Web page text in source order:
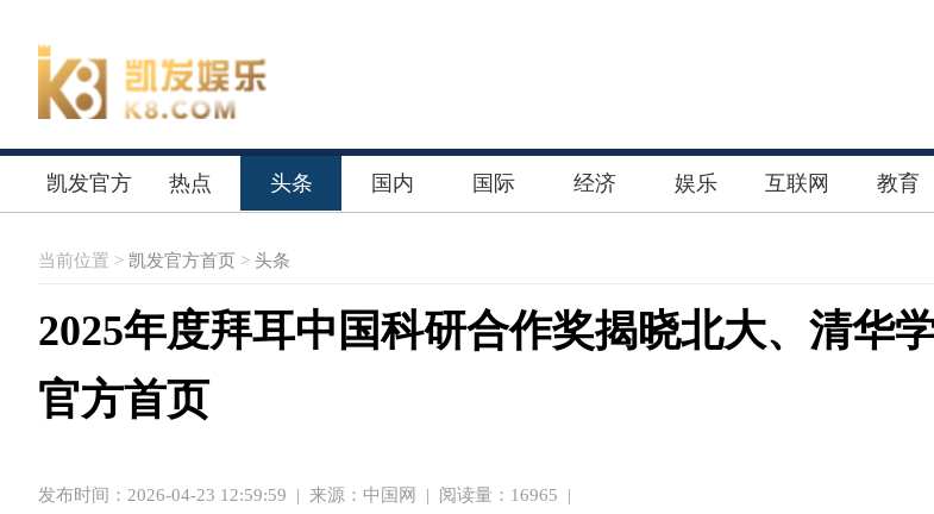
凯发官方 热点 头条 国内 国际 经济 娱乐 互联网 教育
当前位置 > 凯发官方首页 > 头条
2025年度拜耳中国科研合作奖揭晓北大、清华
官方首页
发布时间：2026-04-23 12:59:59 | 来源：中国网 | 阅读量：16965 |